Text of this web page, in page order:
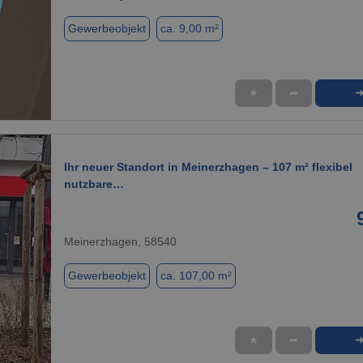
Gewerbeobjekt ca. 9,00 m²
★ ➦ ➜
1 / 2
Ihr neuer Standort in Meinerzhagen – 107 m² flexibel
nutzbare…
Meinerzhagen, 58540
Gewerbeobjekt ca. 107,00 m²
★ ➦ ➜